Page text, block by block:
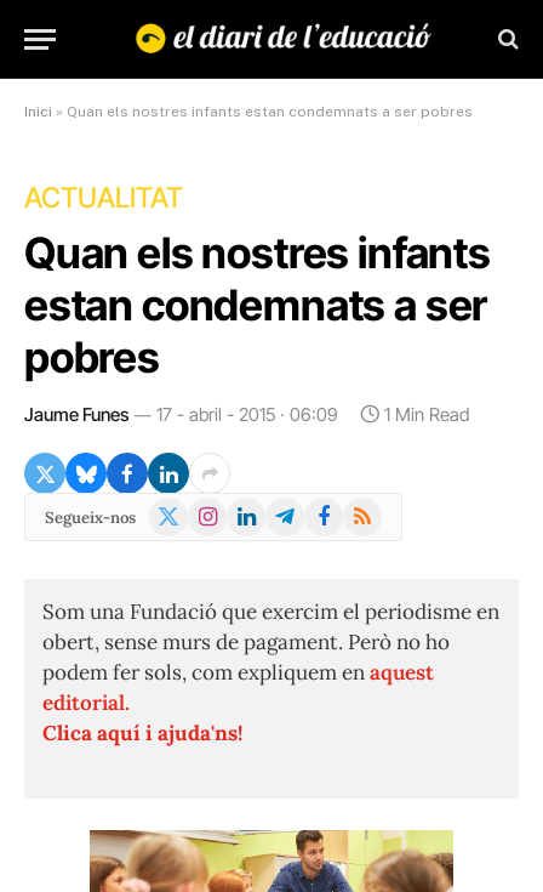
Inici » Quan els nostres infants estan condemnats a ser pobres
ACTUALITAT
Quan els nostres infants
estan condemnats a ser
pobres
Jaume Funes 17 - abril - 2015 · 06:09 1 Min Read
Segueix-nos
X
Instagram
LinkedInTelegramFacebook
RSS
Som una Fundació que exercim el periodisme en
obert, sense murs de pagament. Però no ho
podem fer sols, com expliquem enaquest
editorial.
Clica aquí i ajuda'ns!